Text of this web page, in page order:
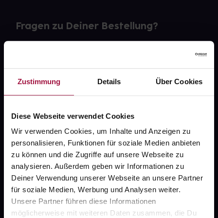
Zustimmung Details Über Cookies
Diese Webseite verwendet Cookies
Wir verwenden Cookies, um Inhalte und Anzeigen zu
personalisieren, Funktionen für soziale Medien anbieten
zu können und die Zugriffe auf unsere Webseite zu
analysieren. Außerdem geben wir Informationen zu
Deiner Verwendung unserer Webseite an unsere Partner
für soziale Medien, Werbung und Analysen weiter.
Unsere Partner führen diese Informationen
möglicherweise mit weiteren Daten zusammen, die Du
Fragen zu Deiner Bestellung?
gesund.de
Über uns
Karriere
Newsletter